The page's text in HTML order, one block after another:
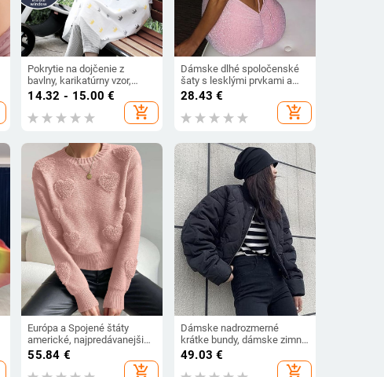
Pokrytie na dojčenie z
bavlny, karikatúrny vzor,
polovičné rukávy, 95% bavlna
14.32 - 15.00 €
add_shopping_cart
Dámske dlhé spoločenské
šaty s lesklými prvkami a
zaväzovaním
28.43 €
add_shopping_cart
Európa a Spojené štáty
americké, najpredávanejšie
dámske cezhraničné
jesenné a zimné nové
55.84 €
add_shopping_cart
Dámske nadrozmerné
krátke bundy, dámske zimné
kabáty s dlhým rukávom,
bomber bundy, vrchné
49.03 €
add_shopping_cart